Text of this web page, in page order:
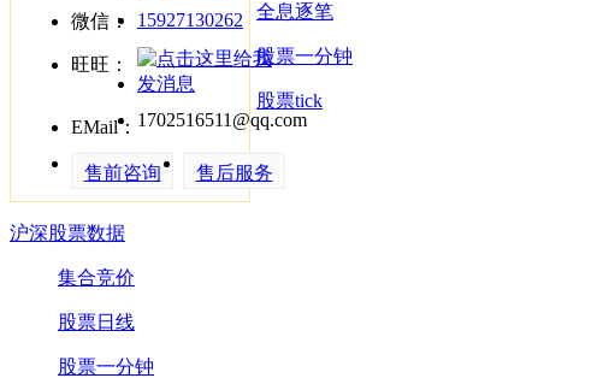
微信：
15927130262
旺旺：
EMail： 1702516511@qq.com
售前咨询 售后服务
全息逐笔
股票一分钟
股票tick
沪深股票数据
集合竞价
股票日线
股票一分钟